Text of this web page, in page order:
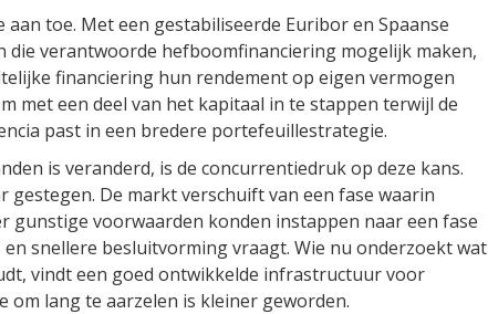
toe. Met een gestabiliseerde Euribor en Spaanse
verantwoorde hefboomfinanciering mogelijk maken,
financiering hun rendement op eigen vermogen
met een deel van het kapitaal in te stappen terwijl de
past in een bredere portefeuillestrategie.
is veranderd, is de concurrentiedruk op deze kans.
gestegen. De markt verschuift van een fase waarin
gunstige voorwaarden konden instappen naar een fase
snellere besluitvorming vraagt. Wie nu onderzoekt wat
vindt een goed ontwikkelde infrastructuur voor
lang te aarzelen is kleiner geworden.